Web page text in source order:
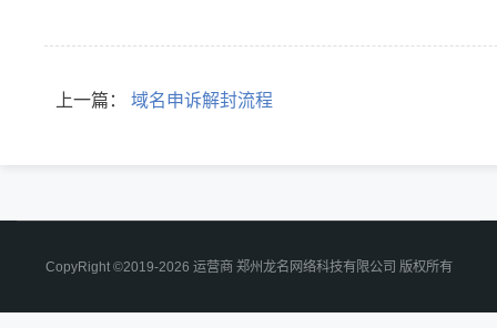
上一篇： 域名申诉解封流程
CopyRight ©2019-2026 运营商 郑州龙名网络科技有限公司 版权所有